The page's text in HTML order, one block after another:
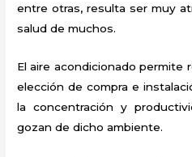
entre otras, resulta ser muy
salud de muchos.
El aire acondicionado permite
elección de compra e
la concentración y
gozan de dicho ambiente.